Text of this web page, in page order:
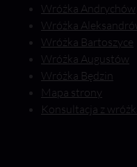
Wróżka Andrychów
Wróżka
Wróżka Bartoszyce
Wróżka Augustów
Wróżka Będzin
Mapa strony
Konsultacja z